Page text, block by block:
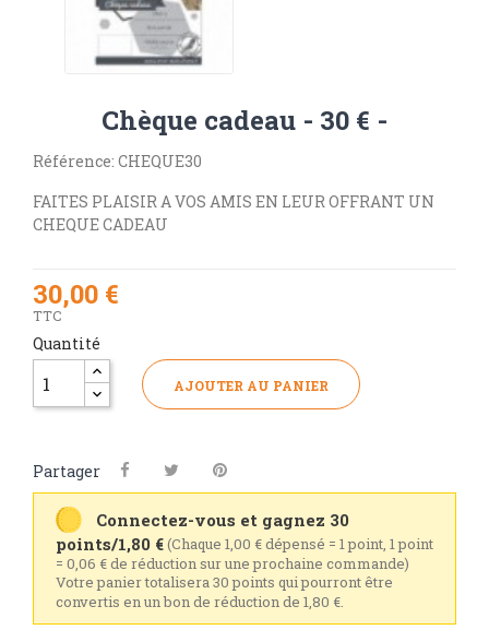
Chèque cadeau - 30 € -
Référence: CHEQUE30
FAITES PLAISIR A VOS AMIS EN LEUR OFFRANT UN
CHEQUE CADEAU
30,00 €
TTC
Quantité
AJOUTER AU PANIER
Partager
Connectez-vous et gagnez 30
points/1,80 €(Chaque 1,00 € dépensé = 1 point, 1 point
= 0,06 € de réduction sur une prochaine commande)
Votre panier totalisera 30 points qui pourront être
convertis en un bon de réduction de 1,80 €.